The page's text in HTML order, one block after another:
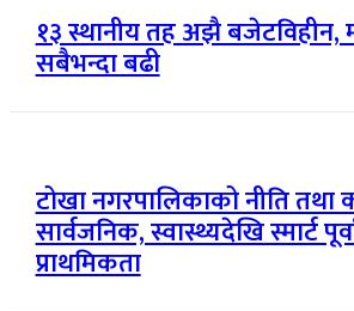
१३ स्थानीय तह अझै बजेटविहीन,
सबैभन्दा बढी
टोखा नगरपालिकाको नीति तथा
सार्वजनिक, स्वास्थ्यदेखि स्मार्ट
प्राथमिकता